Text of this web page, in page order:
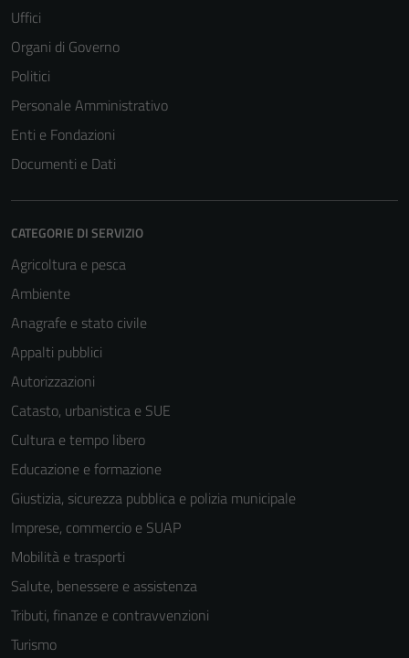
Uffici
Organi di Governo
Politici
Personale Amministrativo
Enti e Fondazioni
Documenti e Dati
CATEGORIE DI SERVIZIO
Agricoltura e pesca
Ambiente
Anagrafe e stato civile
Appalti pubblici
Autorizzazioni
Catasto, urbanistica e SUE
Cultura e tempo libero
Educazione e formazione
Giustizia, sicurezza pubblica e polizia municipale
Imprese, commercio e SUAP
Mobilità e trasporti
Salute, benessere e assistenza
Tributi, finanze e contravvenzioni
Turismo